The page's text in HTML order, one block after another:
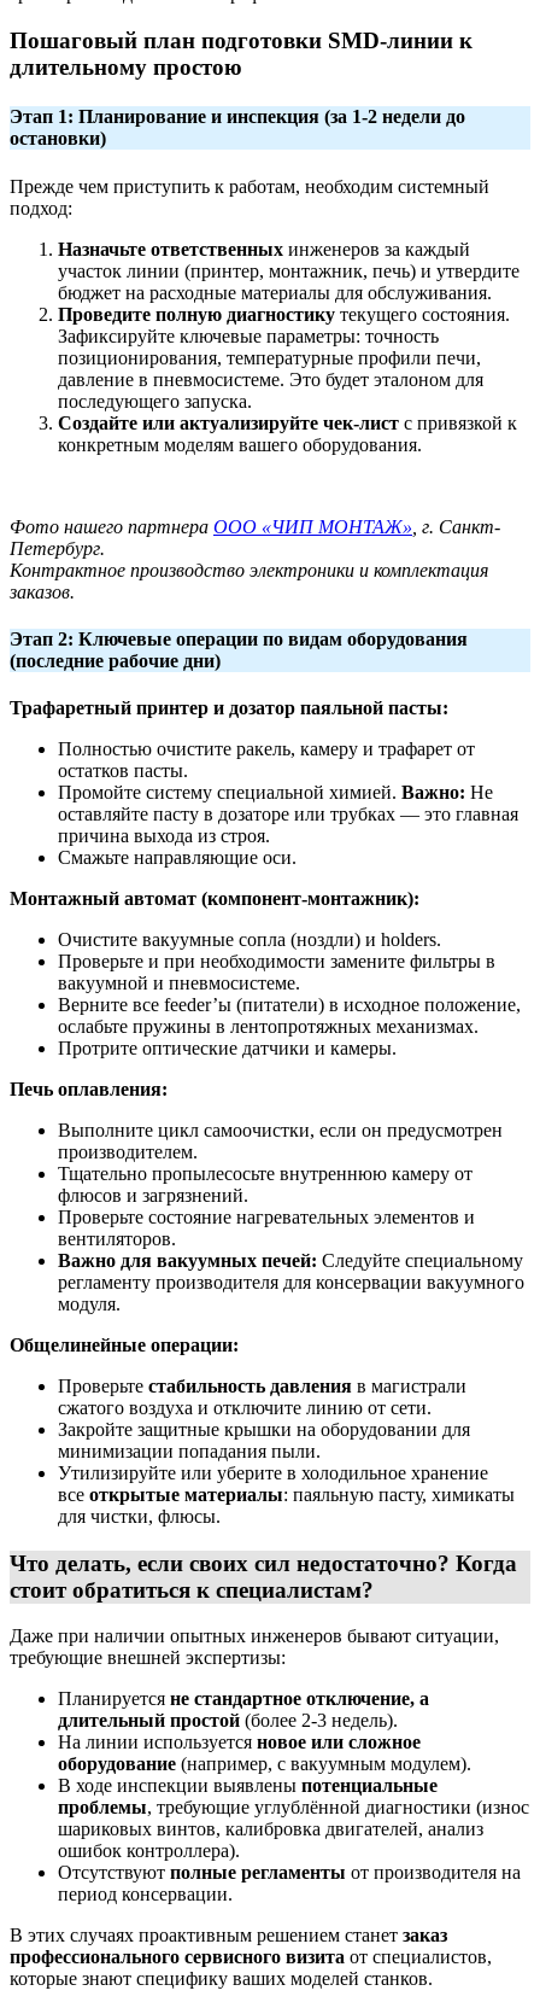
Пошаговый план подготовки SMD-линии к
длительному простою
Этап 1: Планирование и инспекция (за 1-2 недели до
остановки)
Прежде чем приступить к работам, необходим системный
подход:
Назначьте ответственных инженеров за каждый
участок линии (принтер, монтажник, печь) и утвердите
бюджет на расходные материалы для обслуживания.
Проведите полную диагностику текущего состояния.
Зафиксируйте ключевые параметры: точность
позиционирования, температурные профили печи,
давление в пневмосистеме. Это будет эталоном для
последующего запуска.
Создайте или актуализируйте чек-лист с привязкой к
конкретным моделям вашего оборудования.
Фото нашего партнера ООО «ЧИП МОНТАЖ» , г. Санкт-
Петербург.
Контрактное производство электроники и комплектация
заказов.
Этап 2: Ключевые операции по видам оборудования
(последние рабочие дни)
Трафаретный принтер и дозатор паяльной пасты:
Полностью очистите ракель, камеру и трафарет от
остатков пасты.
Промойте систему специальной химией. Важно: Не
оставляйте пасту в дозаторе или трубках — это главная
причина выхода из строя.
Смажьте направляющие оси.
Монтажный автомат (компонент-монтажник):
Очистите вакуумные сопла (ноздли) и holders.
Проверьте и при необходимости замените фильтры в
вакуумной и пневмосистеме.
Верните все feeder’ы (питатели) в исходное положение,
ослабьте пружины в лентопротяжных механизмах.
Протрите оптические датчики и камеры.
Печь оплавления:
Выполните цикл самоочистки, если он предусмотрен
производителем.
Тщательно пропылесосьте внутреннюю камеру от
флюсов и загрязнений.
Проверьте состояние нагревательных элементов и
вентиляторов.
Важно для вакуумных печей: Следуйте специальному
регламенту производителя для консервации вакуумного
модуля.
Общелинейные операции:
Проверьте стабильность давления в магистрали
сжатого воздуха и отключите линию от сети.
Закройте защитные крышки на оборудовании для
минимизации попадания пыли.
Утилизируйте или уберите в холодильное хранение
все открытые материалы: паяльную пасту, химикаты
для чистки, флюсы.
Что делать, если своих сил недостаточно? Когда
стоит обратиться к специалистам?
Даже при наличии опытных инженеров бывают ситуации,
требующие внешней экспертизы:
Планируется не стандартное отключение, а
длительный простой (более 2-3 недель).
На линии используется новое или сложное
оборудование (например, с вакуумным модулем).
В ходе инспекции выявлены потенциальные
проблемы, требующие углублённой диагностики (износ
шариковых винтов, калибровка двигателей, анализ
ошибок контроллера).
Отсутствуют полные регламенты от производителя на
период консервации.
В этих случаях проактивным решением станет заказ
профессионального сервисного визита от специалистов,
которые знают специфику ваших моделей станков.